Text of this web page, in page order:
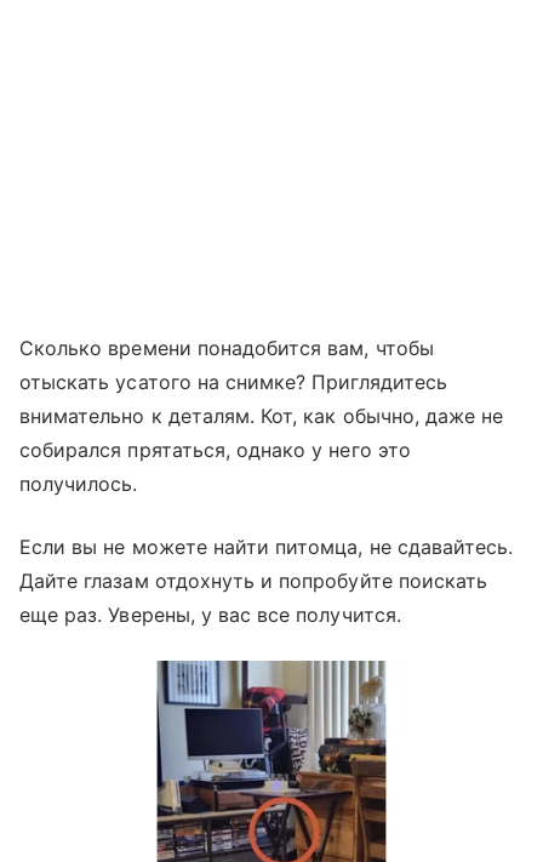
Сколько времени понадобится вам, чтобы
отыскать усатого на снимке? Приглядитесь
внимательно к деталям. Кот, как обычно, даже не
собирался прятаться, однако у него это
получилось.
Если вы не можете найти питомца, не сдавайтесь.
Дайте глазам отдохнуть и попробуйте поискать
еще раз. Уверены, у вас все получится.